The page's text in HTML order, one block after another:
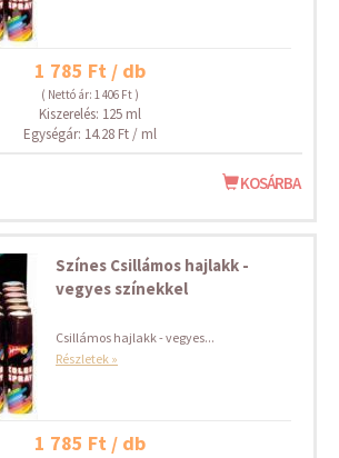
1 785 Ft / db
( Nettó ár: 1 406 Ft )
Kiszerelés: 125 ml
Egységár: 14.28 Ft / ml
KOSÁRBA
Színes Csillámos hajlakk -
vegyes színekkel
Csillámos hajlakk - vegyes...
Részletek »
1 785 Ft / db